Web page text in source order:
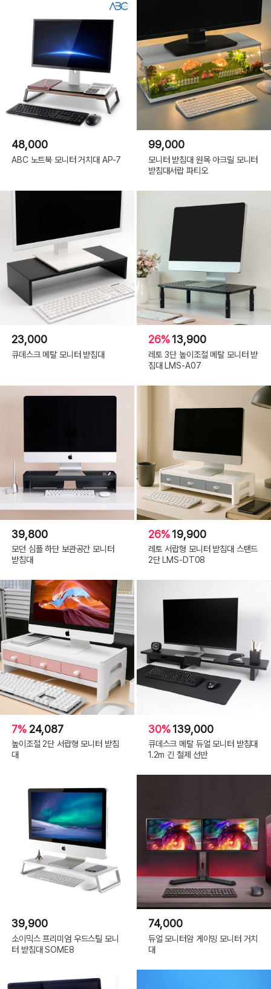
48,000
ABC 노트북 모니터 거치대 AP-7
99,000
모니터 받침대 원목 아크릴 모니터
받침대서랍 파티오
23,000
큐데스크 메탈 모니터 받침대
26%13,900
레토 3단 높이조절 메탈 모니터 받
침대 LMS-A07
39,800
모던 심플 하단 보관공간 모니터
받침대
26%19,900
레토 서랍형 모니터 받침대 스탠드
2단 LMS-DT08
7% 24,087
높이조절 2단 서랍형 모니터 받침
대
30%139,000
큐데스크 메탈 듀얼 모니터 받침대
1.2m 긴 철제 선반
39,900
소이믹스 프리미엄 우드스틸 모니
터 받침대 SOME8
74,000
듀얼 모니터암 게이밍 모니터 거치
대